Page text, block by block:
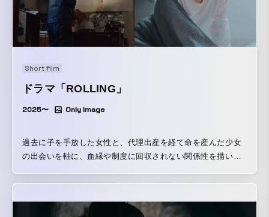
Short film
ドラマ「ROLLING」
2025〜 Only Image
過去に子を手放した女性と、代理出産を経て命を産んだ少女
の出会いを軸に、血縁や制度に回収されない関係性を描いた
していく時間と距離の推移を丁寧に追い、「母性」や「家
と喪失を抱えた人間が、それでもなお生き続けることの可能